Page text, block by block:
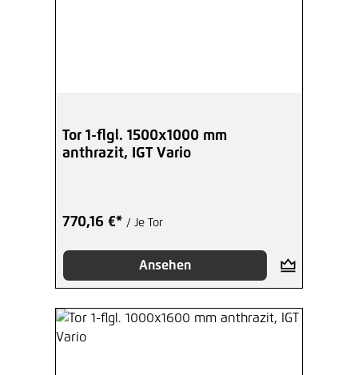
Tor 1-flgl. 1500x1000 mm
anthrazit, IGT Vario
770,16 €* / Je Tor
Ansehen